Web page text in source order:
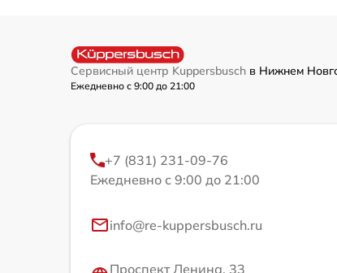
Сервисный центр Kuppersbusch в Нижнем
Ежедневно с 9:00 до 21:00
+7 (831) 231-09-76
Ежедневно с 9:00 до 21:00
info@re-kuppersbusch.ru
Проспект Ленина, 33